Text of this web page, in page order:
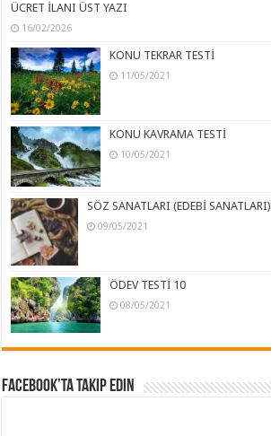
ÜCRET İLANI ÜST YAZI
16/02/2026
KONU TEKRAR TESTİ
11/05/2021
KONU KAVRAMA TESTİ
10/05/2021
SÖZ SANATLARI (EDEBİ SANATLARI)
09/05/2021
ÖDEV TESTİ 10
08/05/2021
Facebook’ta Takip Edin